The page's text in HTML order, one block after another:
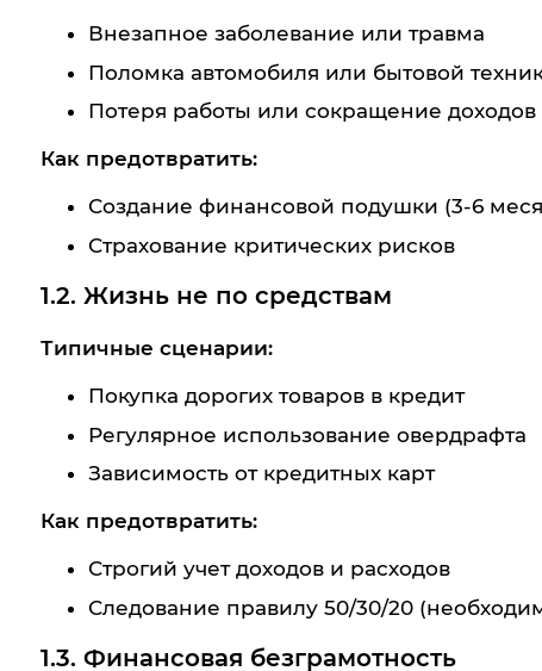
Внезапное заболевание или травма
Поломка автомобиля или бытовой
Потеря работы или сокращение доходов
Как предотвратить:
Создание финансовой подушки (3-6
Страхование критических рисков
1.2. Жизнь не по средствам
Типичные сценарии:
Покупка дорогих товаров в кредит
Регулярное использование овердрафта
Зависимость от кредитных карт
Как предотвратить:
Строгий учет доходов и расходов
Следование правилу 50/30/20
1.3. Финансовая безграмотность